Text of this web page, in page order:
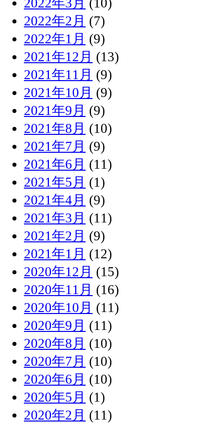
2022年2月 (7)
2022年1月 (9)
2021年12月 (13)
2021年11月 (9)
2021年10月 (9)
2021年9月 (9)
2021年8月 (10)
2021年7月 (9)
2021年6月 (11)
2021年5月 (1)
2021年4月 (9)
2021年3月 (11)
2021年2月 (9)
2021年1月 (12)
2020年12月 (15)
2020年11月 (16)
2020年10月 (11)
2020年9月 (11)
2020年8月 (10)
2020年7月 (10)
2020年6月 (10)
2020年5月 (1)
2020年2月 (11)